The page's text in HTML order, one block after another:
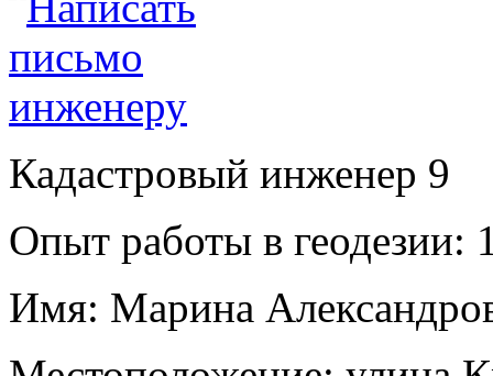
Кадастровый инженер 9
Опыт работы в геодезии:
Имя: Марина